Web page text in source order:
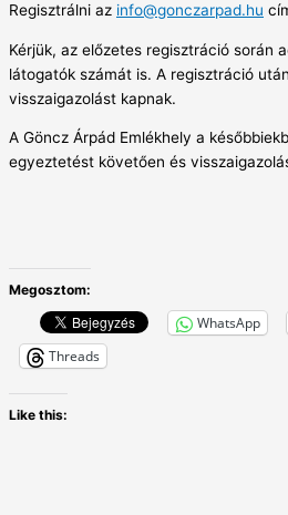
Regisztrálni az info@gonczarpad.hu
Kérjük, az előzetes regisztráció során
látogatók számát is. A regisztráció
visszaigazolást kapnak.
A Göncz Árpád Emlékhely a
egyeztetést követően és
Megosztom:
WhatsApp
Threads
Like this: